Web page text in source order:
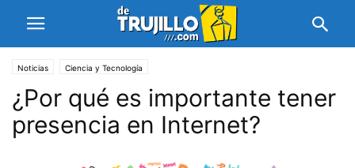
Noticias Ciencia y Tecnología
¿Por qué es importante tener
presencia en Internet?